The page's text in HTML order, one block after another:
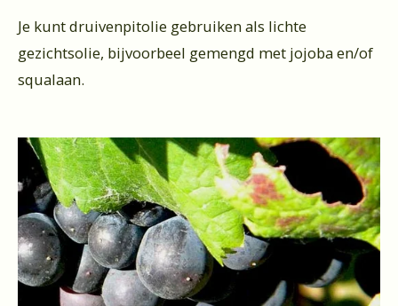
Je kunt druivenpitolie gebruiken als lichte
gezichtsolie, bijvoorbeel gemengd met jojoba en/of
squalaan.